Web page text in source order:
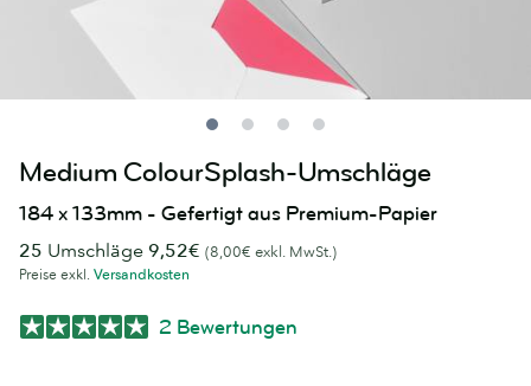
Medium ColourSplash-Umschläge
184 x 133mm - Gefertigt aus Premium-Papier
25 Umschläge 9,52€ (8,00€ exkl. MwSt.)
Preise exkl. Versandkosten
2 Bewertungen